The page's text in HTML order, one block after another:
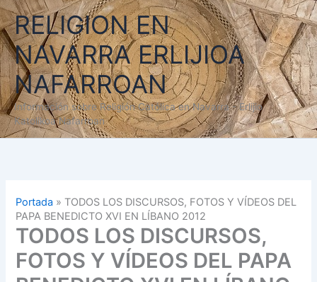
Ir
al
contenido
RELIGION EN
NAVARRA ERLIJIOA
NAFARROAN
Información sobre Religión Católica en Navarra - Erlijio
Katolikoa Nafarroan
Portada » TODOS LOS DISCURSOS, FOTOS Y VÍDEOS DEL
PAPA BENEDICTO XVI EN LÍBANO 2012
TODOS LOS DISCURSOS,
FOTOS Y VÍDEOS DEL PAPA